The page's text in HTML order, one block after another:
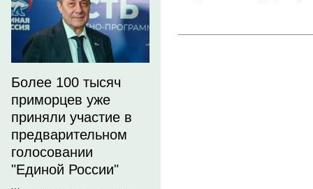
Более 100 тысяч
приморцев уже
приняли участие в
предварительном
голосовании
"Единой России"